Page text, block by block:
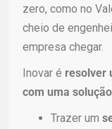
zero, como no
cheio de
empresa chegar.
Inovar é resolver
com uma
Trazer um